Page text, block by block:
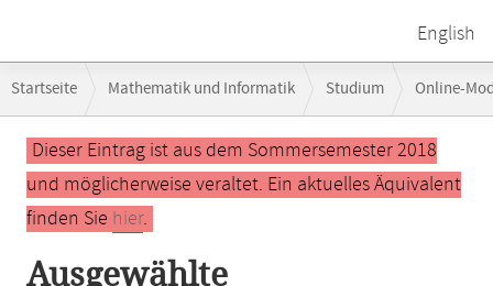
English
Navigation
Startseite Mathematik und Informatik Studium Online-
Ausgewählte fortgeschrittene Themen der Mathematik / Data Science
Hauptinhalt
Dieser Eintrag ist aus dem Sommersemester 2018
und möglicherweise veraltet. Ein aktuelles Äquivalent
finden Sie hier.
Ausgewählte